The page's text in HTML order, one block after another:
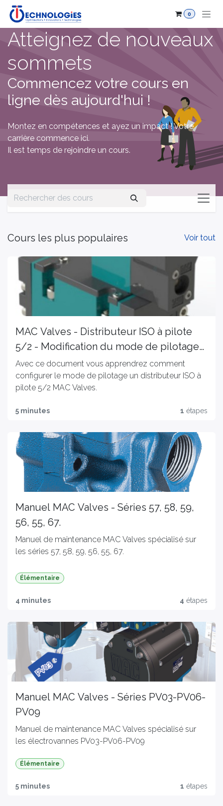
Se rendre au contenu
0
Atteignez de nouveaux
sommets
Commencez votre cours en
ligne dès aujourd'hui !
Montez en compétences et ayez un impact ! Votre
carrière commence ici.
Il est temps de rejoindre un cours.
Voir tout
Cours les plus populaires
MAC Valves - Distributeur ISO à pilote
5/2 - Modification du mode de pilotage
interne / externe
Avec ce document vous apprendrez comment
configurer le mode de pilotage un distributeur ISO à
pilote 5/2 MAC Valves.
Le même distributeur peut être configuré en pilotage
5 minutes 1 étapes
Manuel MAC Valves - Séries 57, 58, 59,
56, 55, 67.
Manuel de maintenance MAC Valves spécialisé sur
les séries 57, 58, 59, 56, 55, 67.
Élémentaire
4 minutes 4 étapes
Manuel MAC Valves - Séries PV03-PV06-
PV09
Manuel de maintenance MAC Valves spécialisé sur
les électrovannes PV03-PV06-PV09
Élémentaire
5 minutes 1 étapes